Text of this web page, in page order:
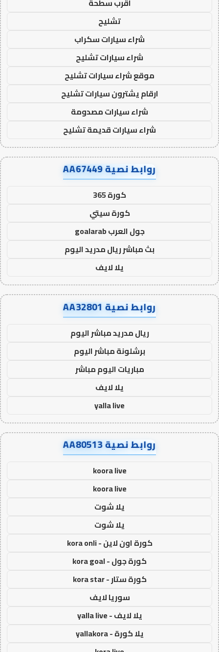
اقرب سطحة
تشليح
شراء سيارات سكراب
شراء سيارات تشليح
موقع شراء سيارات تشليح
ارقام يشترون سيارات تشليح
شراء سيارات مصدومة
شراء سيارات قديمة تشليح
روابط نصية AA67449
كورة 365
كورة سيتي
جول العرب goalarab
بث مباشر ريال مدريد اليوم
يلا لايف
روابط نصية AA32801
ريال مدريد مباشر اليوم
برشلونة مباشر اليوم
مباريات اليوم مباشر
يلا لايف
yalla live
روابط نصية AA80513
koora live
koora live
يلا شوت
يلا شوت
كورة اون لاين - kora onli
كورة جول - kora goal
كورة ستار - kora star
سوريا لايف
يلا لايف - yalla live
يلا كورة - yallakora